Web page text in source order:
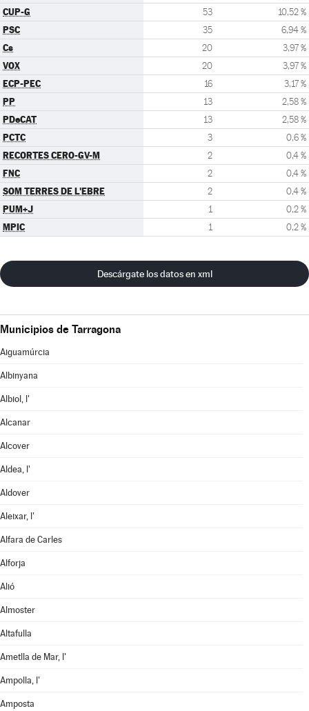
CUP-G 53 10,52 %
PSC 35 6,94 %
Cs 20 3,97 %
VOX 20 3,97 %
ECP-PEC 16 3,17 %
PP 13 2,58 %
PDeCAT 13 2,58 %
PCTC 3 0,6 %
RECORTES CERO-GV-M 2 0,4 %
FNC 2 0,4 %
SOM TERRES DE L'EBRE 2 0,4 %
PUM+J 1 0,2 %
MPIC 1 0,2 %
Descárgate los datos en xml
Municipios de Tarragona
Aiguamúrcia
Albinyana
Albiol, l'
Alcanar
Alcover
Aldea, l'
Aldover
Aleixar, l'
Alfara de Carles
Alforja
Alió
Almoster
Altafulla
Ametlla de Mar, l'
Ampolla, l'
Amposta